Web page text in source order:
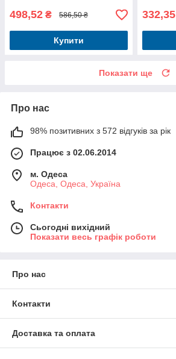
498,52 ₴ 586,50 ₴
Купити
332,35
Показати ще
Про нас
98% позитивних з 572 відгуків за рік
Працює з 02.06.2014
м. Одеса
Одеса, Одеса, Україна
Контакти
Сьогодні вихідний
Показати весь графік роботи
Про нас
Контакти
Доставка та оплата